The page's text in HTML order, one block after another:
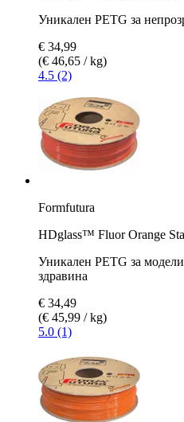
Уникален PETG за
€ 34,99
(€ 46,65 / kg)
4.5 (2)
Formfutura
HDglass™ Fluor Orange
Уникален PETG за
здравина
€ 34,49
(€ 45,99 / kg)
5.0 (1)